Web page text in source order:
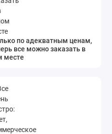
по адекватным ценам,
все можно заказать в
месте